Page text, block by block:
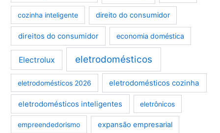
cozinha inteligente direito do consumidor
direitos do consumidor economia doméstica
Electrolux eletrodomésticos
eletrodomésticos 2026 eletrodomésticos cozinha
eletrodomésticos inteligentes eletrônicos
empreendedorismo expansão empresarial